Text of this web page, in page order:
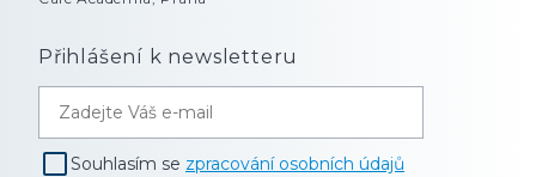
Souhlasím se zpracování osobních údajů